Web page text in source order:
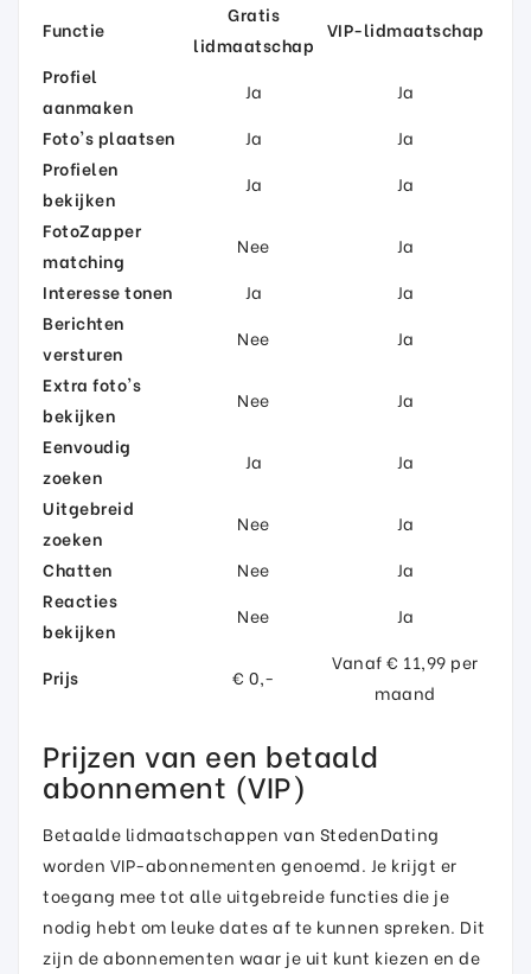
Functie
Gratis
lidmaatschap
VIP-lidmaatschap
Profiel
aanmaken
Ja
Ja
Foto's plaatsen
Ja
Ja
Profielen
bekijken
Ja
Ja
FotoZapper
matching
Nee
Ja
Interesse tonen
Ja
Ja
Berichten
versturen
Nee
Ja
Extra foto's
bekijken
Nee
Ja
Eenvoudig
zoeken
Ja
Ja
Uitgebreid
zoeken
Nee
Ja
Chatten
Nee
Ja
Reacties
bekijken
Nee Ja
Prijs € 0,-
Vanaf € 11,99 per
maand
Prijzen van een betaald
abonnement (VIP)
Betaalde lidmaatschappen van StedenDating
worden VIP-abonnementen genoemd. Je krijgt er
toegang mee tot alle uitgebreide functies die je
nodig hebt om leuke dates af te kunnen spreken. Dit
zijn de abonnementen waar je uit kunt kiezen en de